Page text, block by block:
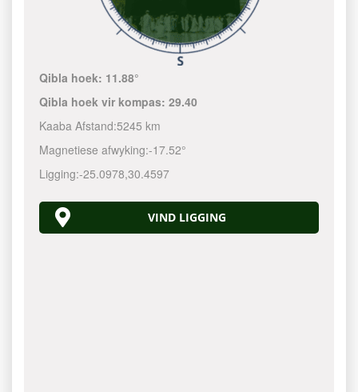
Qibla hoek: 11.88°
Qibla hoek vir kompas:29.40
Kaaba Afstand:5245 km
Magnetiese afwyking:-17.52°
Ligging:-25.0978,30.4597
VIND LIGGING